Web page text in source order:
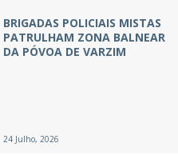
BRIGADAS POLICIAIS MISTAS
PATRULHAM ZONA BALNEAR
DA PÓVOA DE VARZIM
24 Julho, 2026